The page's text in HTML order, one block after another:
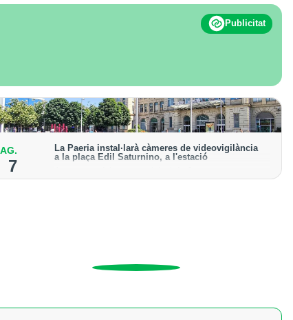
Publicitat
AG.
7
La Paeria instal·larà càmeres de videovigilància
a la plaça Edil Saturnino, a l'estació